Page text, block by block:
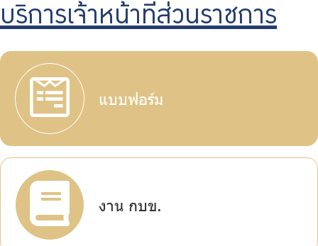
การบริหารความเสี่ยง
รายงานผลการดำเนินงาน
จัดซื้อจัดจ้าง
บริการเจ้าหน้าที่ส่วนราชการ
ร่วมงานกับเรา
บริการเจ้าหน้าที่ส่วนราชการ
แบบฟอร์ม
งาน กบข.